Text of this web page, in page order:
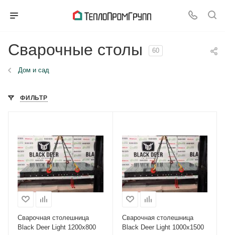
Сварочные столы 60
Дом и сад
ФИЛЬТР
Сварочная столешница
Black Deer Light 1200x800
Сварочная столешница
Black Deer Light 1000x1500